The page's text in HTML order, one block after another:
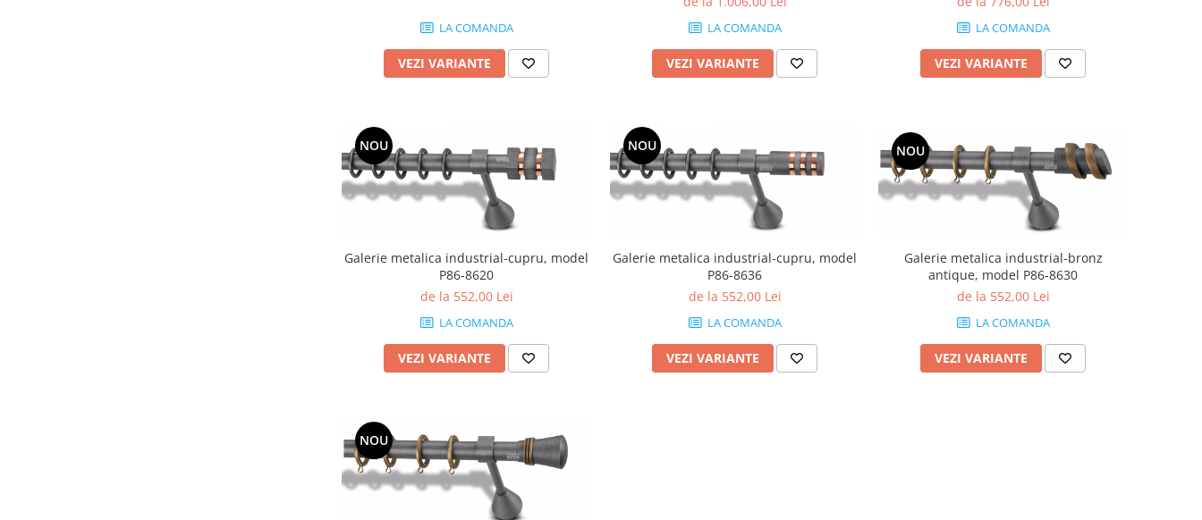
LA COMANDA
VEZI VARIANTE
LA COMANDA
VEZI VARIANTE
LA COMANDA
VEZI VARIANTE
NOU
Galerie metalica industrial-cupru, model
P86-8620
de la 552,00 Lei
LA COMANDA
VEZI VARIANTE
NOU
Galerie metalica industrial-cupru, model
P86-8636
de la 552,00 Lei
LA COMANDA
VEZI VARIANTE
NOU
Galerie metalica industrial-bronz
antique, model P86-8630
de la 552,00 Lei
LA COMANDA
VEZI VARIANTE
NOU